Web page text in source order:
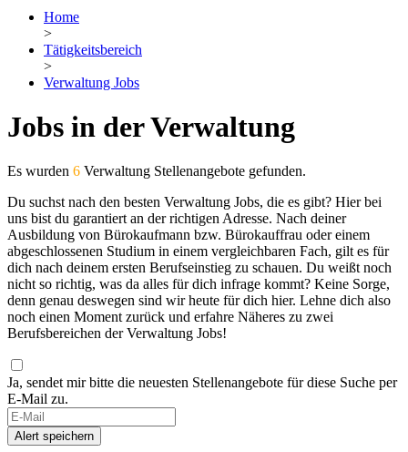
Home
>
Tätigkeitsbereich
>
Verwaltung Jobs
Jobs in der Verwaltung
Es wurden 6 Verwaltung Stellenangebote gefunden.
Du suchst nach den besten Verwaltung Jobs, die es gibt? Hier bei
uns bist du garantiert an der richtigen Adresse. Nach deiner
Ausbildung von Bürokaufmann bzw. Bürokauffrau oder einem
abgeschlossenen Studium in einem vergleichbaren Fach, gilt es für
dich nach deinem ersten Berufseinstieg zu schauen. Du weißt noch
nicht so richtig, was da alles für dich infrage kommt? Keine Sorge,
denn genau deswegen sind wir heute für dich hier. Lehne dich also
noch einen Moment zurück und erfahre Näheres zu zwei
Berufsbereichen der Verwaltung Jobs!
Ja, sendet mir bitte die neuesten Stellenangebote für diese Suche per
E-Mail zu.
Alert speichern